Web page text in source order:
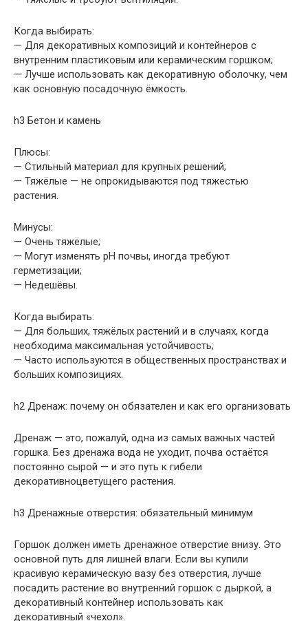
Когда выбирать:
— Для декоративных композиций и контейнеров с
внутренним пластиковым или керамическим горшком;
— Лучше использовать как декоративную оболочку, чем
как основную посадочную ёмкость.
h3 Бетон и камень
Плюсы:
— Стильный материал для крупных решений;
— Тяжёлые — не опрокидываются под тяжестью
растения.
Минусы:
— Очень тяжёлые;
— Могут изменять pH почвы, иногда требуют
герметизации;
— Недешёвы.
Когда выбирать:
— Для больших, тяжёлых растений и в случаях, когда
необходима максимальная устойчивость;
— Часто используются в общественных пространствах и
больших композициях.
h2 Дренаж: почему он обязателен и как его организовать
Дренаж — это, пожалуй, одна из самых важных частей
горшка. Без дренажа вода не уходит, почва остаётся
постоянно сырой — и это путь к гибели
декоративноцветущего растения.
h3 Дренажные отверстия: обязательный минимум
Горшок должен иметь дренажное отверстие внизу. Это
основной путь для лишней влаги. Если вы купили
красивую керамическую вазу без отверстия, лучше
посадить растение во внутренний горшок с дыркой, а
декоративный контейнер использовать как
декоративный «чехол».